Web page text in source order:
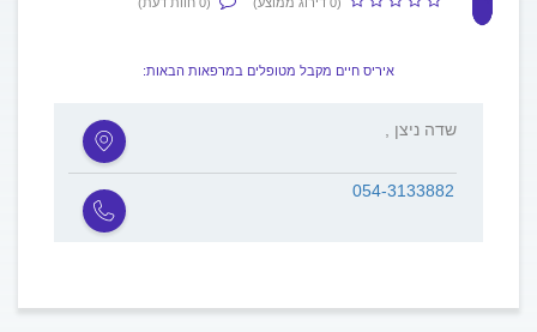
איריס חיים מקבל מטופלים במרפאות הבאות:
, שדה ניצן
054-3133882